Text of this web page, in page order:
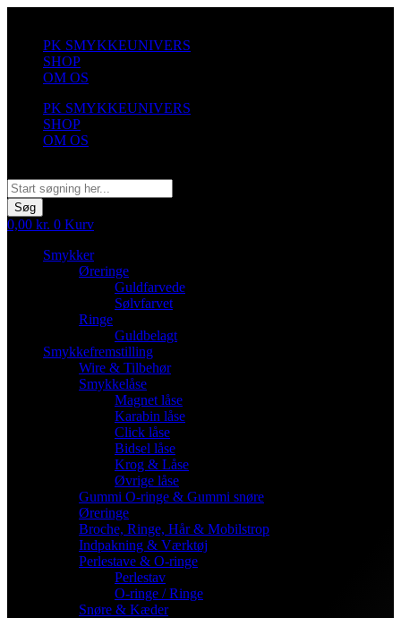
indholdPK SMYKKEUNIVERS
SHOP
OM OS
PK SMYKKEUNIVERS
SHOP
OM OS
Søg
0,00 kr. 0 Kurv
Smykker
Øreringe
Guldfarvede
Sølvfarvet
Ringe
Guldbelagt
Smykkefremstilling
Wire & Tilbehør
Smykkelåse
Magnet låse
Karabin låse
Click låse
Bidsel låse
Krog & Låse
Øvrige låse
Gummi O-ringe & Gummi snøre
Øreringe
Broche, Ringe, Hår & Mobilstrop
Indpakning & Værktøj
Perlestave & O-ringe
Perlestav
O-ringe / Ringe
Snøre & Kæder